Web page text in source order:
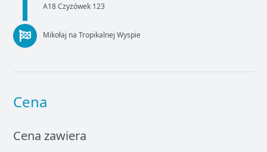
A18 Czyzówek 123
Mikołaj na Tropikalnej Wyspie
Cena
Cena zawiera